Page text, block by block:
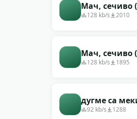
Мач, сечиво
128 kb/s 2010
Мач, сечиво
128 kb/s 1895
дугме са
92 kb/s 1288